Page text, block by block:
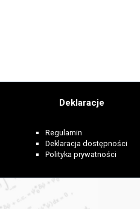
Deklaracje
Regulamin
Deklaracja dostępności
Polityka prywatności